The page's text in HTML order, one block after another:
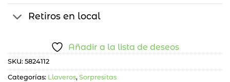
Retiros en local
Añadir a la lista de deseos
SKU: 5824112
Categorías: Llaveros, Sorpresitas